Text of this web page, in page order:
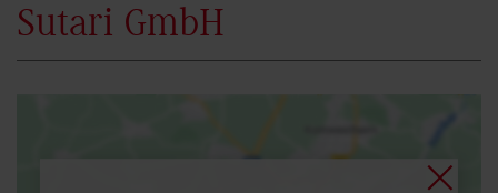
Sutari GmbH